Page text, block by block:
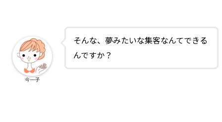
そんな、夢みたいな集客なんてできる
んですか？
今一子